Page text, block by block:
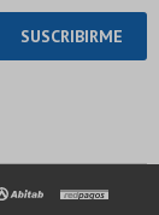
SUSCRIBIRME